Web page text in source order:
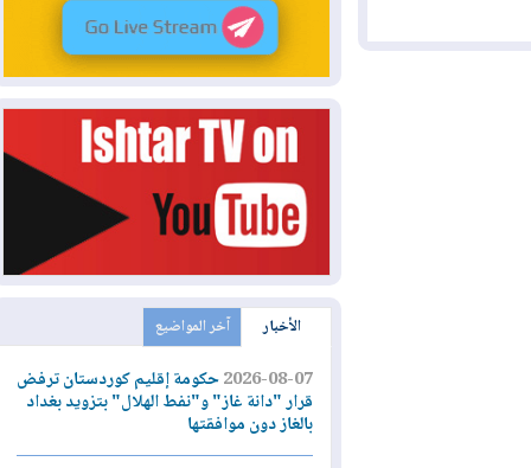
الأخبار آخر المواضيع
2026-08-07حكومة إقليم كوردستان ترفض
قرار "دانة غاز" و"نفط الهلال" بتزويد بغداد
بالغاز دون موافقتها